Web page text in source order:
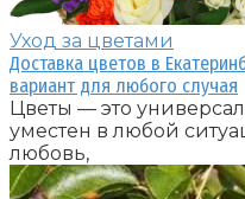
Уход за цветами
Доставка цветов в
вариант для любого случая
Цветы — это
уместен в любой
любовь,